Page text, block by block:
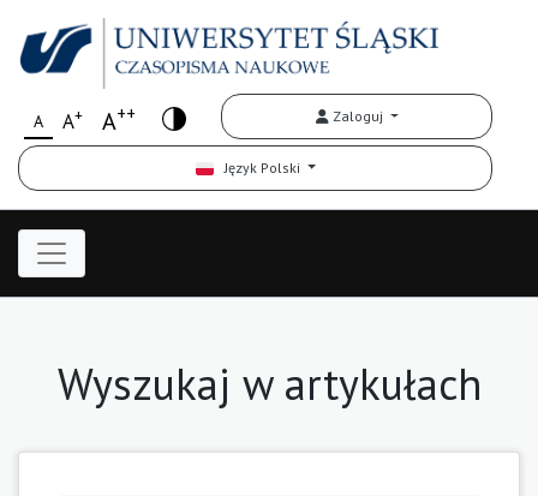
A A+ A++ Zaloguj
Język Polski
Wyszukaj w artykułach